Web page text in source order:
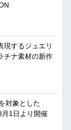
現するジュエリ
チナ素材の新作
対象とした
月1日より開催